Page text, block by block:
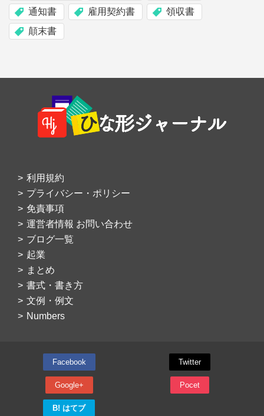
通知書
雇用契約書
領収書
顛末書
Footer
利用規約
プライバシー・ポリシー
免責事項
運営者情報 お問い合わせ
ブログ一覧
起業
まとめ
書式・書き方
文例・例文
Numbers
Facebook Twitter
Google+ Pocet
B! はてブ